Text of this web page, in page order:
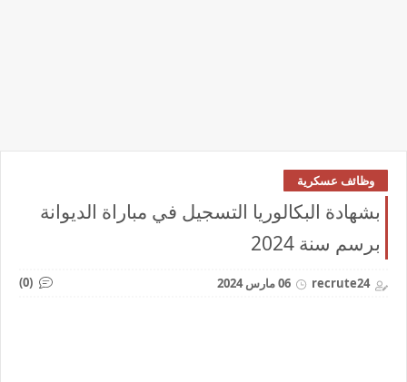
وظائف عسكرية
بشهادة البكالوريا التسجيل في مباراة الديوانة
برسم سنة 2024
recrute24 06 مارس 2024 (0)